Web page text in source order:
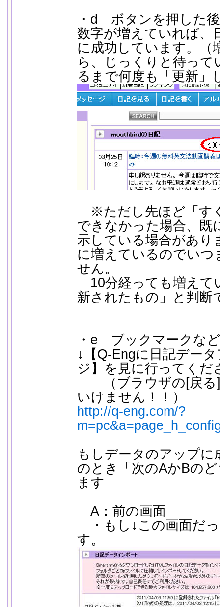
・d ボタンを押した
数字が増えていれば、
に成功しています。（
ら、じっくりと待って
るまで何度も「更新」
※ただし先ほど「す
できなかった場合、既
示している場合があり
に増えているのでいつ
せん。
10分経っても増えて
新されたもの」と判断
・e ブックマークな
↓【Q-Engに日記デー
ジ】を見に行ってくだ
（ブラウザの[戻る]
いけません！！）
http://q-eng.com/?
もしデータのアップ
のとき「次のAかBの
ます
A：前の画面
・もし↓この画面だ
す。